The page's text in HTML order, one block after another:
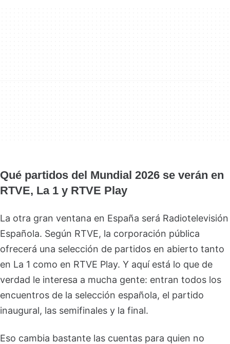
Qué partidos del Mundial 2026 se verán en
RTVE, La 1 y RTVE Play
La otra gran ventana en España será Radiotelevisión
Española. Según RTVE, la corporación pública
ofrecerá una selección de partidos en abierto tanto
en La 1 como en RTVE Play. Y aquí está lo que de
verdad le interesa a mucha gente: entran todos los
encuentros de la selección española, el partido
inaugural, las semifinales y la final.
Eso cambia bastante las cuentas para quien no